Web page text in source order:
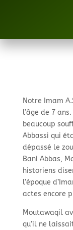
Notre Imam
l’âge de 7
beaucoup
Abbassi qui
dépassé le
Bani Abbas,
historiens
l’époque
actes encore
Moutawaqil
qu’il ne